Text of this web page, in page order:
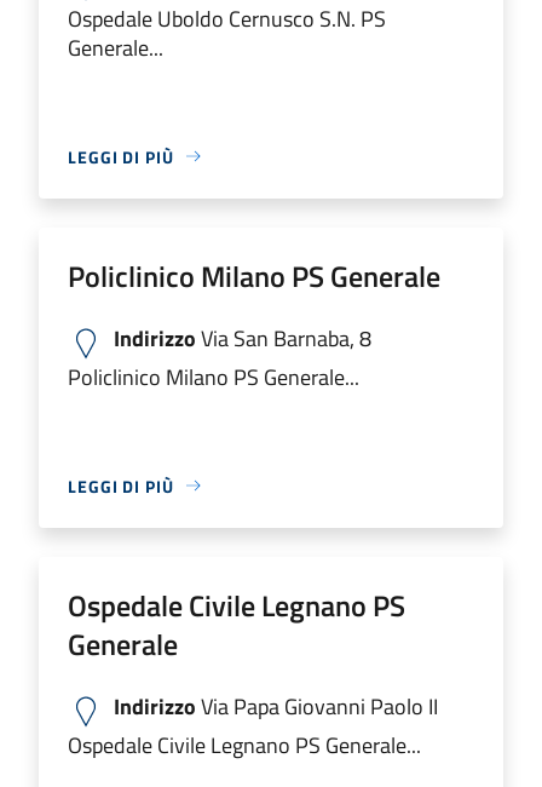
Ospedale Uboldo Cernusco S.N. PS
Generale...
LEGGI DI PIÙ
Policlinico Milano PS Generale
IndirizzoVia San Barnaba, 8
Policlinico Milano PS Generale...
LEGGI DI PIÙ
Ospedale Civile Legnano PS
Generale
IndirizzoVia Papa Giovanni Paolo II
Ospedale Civile Legnano PS Generale...